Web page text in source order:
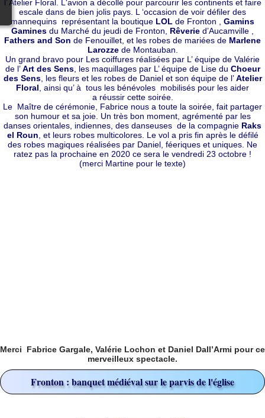
l’ Atelier Floral. L'avion a décollé pour parcourir les continents et faire
escale dans de bien jolis pays. L ‘occasion de voir défiler des
mannequins représentant la boutique LOL de Fronton , Gamins
Gamines du Marché du jeudi de Fronton, Rêverie d’Aucamville ,
Fathers and Son de Fenouillet, et les robes de mariées de Marlene
Larozzede Montauban.
Un grand bravo pour Les coiffures réalisées par L’ équipe de Valérie
de l’Art des Sens, les maquillages par L’ équipe de Lise du Choeur
des Sens, les fleurs et les robes de Daniel et son équipe de l’Atelier
Floral , ainsi qu’ à tous les bénévoles mobilisés pour les aider
a réussir cette soirée.
Le Maître de cérémonie, Fabrice nous a toute la soirée, fait partager
son humour et sa joie. Un très bon moment, agrémenté par les
danses orientales, indiennes, des danseuses de la compagnie Raks
el Roun , et leurs robes multicolores. Le vol a pris fin après le défilé
des robes magiques réalisées par Daniel, féeriques et uniques. Ne
ratez pas la prochaine en 2020 ce sera le vendredi 23 octobre !
(merci Martine pour le texte)
Merci Fabrice Gargale, Valérie Lochon et Daniel Dall’Armi pour ce
merveilleux spectacle.
Fronton : banquet médiéval sur le parvis de l'église